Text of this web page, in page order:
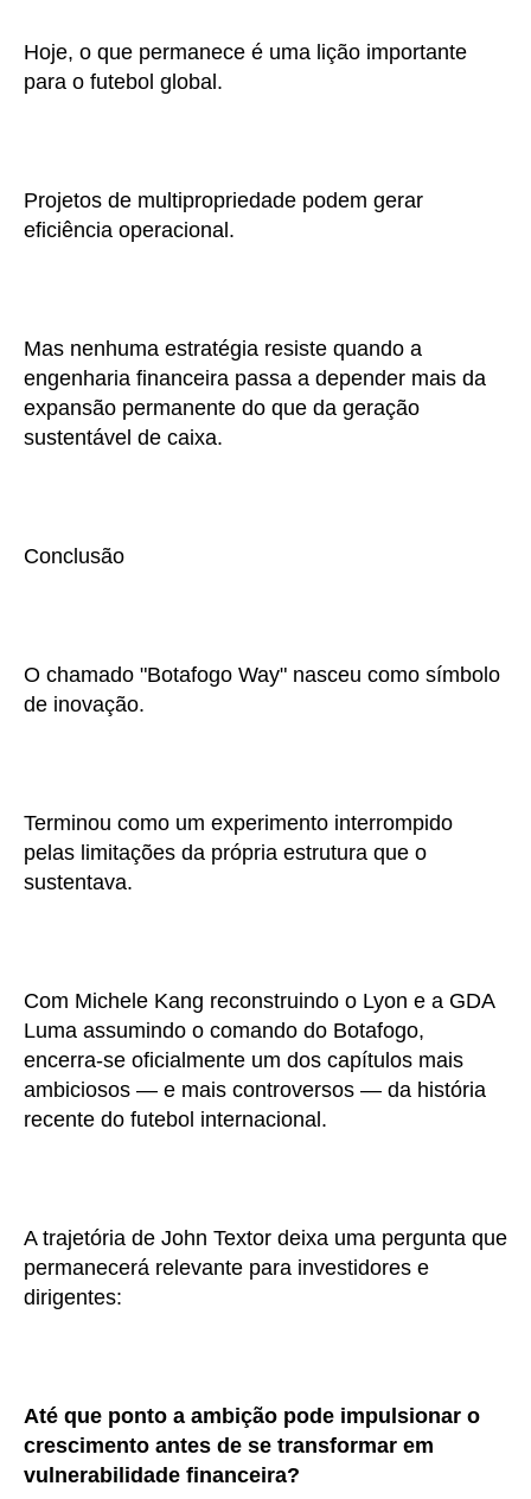
Hoje, o que permanece é uma lição importante
para o futebol global.
Projetos de multipropriedade podem gerar
eficiência operacional.
Mas nenhuma estratégia resiste quando a
engenharia financeira passa a depender mais da
expansão permanente do que da geração
sustentável de caixa.
Conclusão
O chamado "Botafogo Way" nasceu como símbolo
de inovação.
Terminou como um experimento interrompido
pelas limitações da própria estrutura que o
sustentava.
Com Michele Kang reconstruindo o Lyon e a GDA
Luma assumindo o comando do Botafogo,
encerra-se oficialmente um dos capítulos mais
ambiciosos — e mais controversos — da história
recente do futebol internacional.
A trajetória de John Textor deixa uma pergunta que
permanecerá relevante para investidores e
dirigentes:
Até que ponto a ambição pode impulsionar o
crescimento antes de se transformar em
vulnerabilidade financeira?